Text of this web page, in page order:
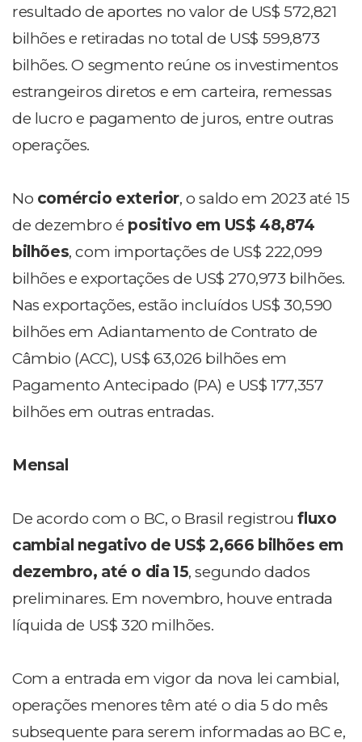
resultado de aportes no valor de US$ 572,821
bilhões e retiradas no total de US$ 599,873
bilhões. O segmento reúne os investimentos
estrangeiros diretos e em carteira, remessas
de lucro e pagamento de juros, entre outras
operações.
No comércio exterior, o saldo em 2023 até 15
de dezembro é positivo em US$ 48,874
bilhões, com importações de US$ 222,099
bilhões e exportações de US$ 270,973 bilhões.
Nas exportações, estão incluídos US$ 30,590
bilhões em Adiantamento de Contrato de
Câmbio (ACC), US$ 63,026 bilhões em
Pagamento Antecipado (PA) e US$ 177,357
bilhões em outras entradas.
Mensal
De acordo com o BC, o Brasil registroufluxo
cambial negativo de US$ 2,666 bilhões em
dezembro, até o dia 15, segundo dados
preliminares. Em novembro, houve entrada
líquida de US$ 320 milhões.
Com a entrada em vigor da nova lei cambial,
operações menores têm até o dia 5 do mês
subsequente para serem informadas ao BC e,